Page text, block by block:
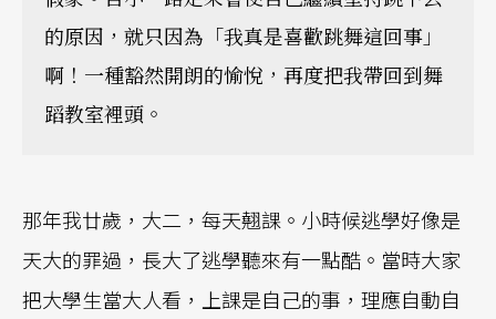
的原因，就只因為「我真是喜歡跳舞這回事」
啊！一種豁然開朗的愉悅，再度把我帶回到舞
蹈教室裡頭。
那年我廿歲，大二，每天翹課。小時候逃學好像是
天大的罪過，長大了逃學聽來有一點酷。當時大家
把大學生當大人看，上課是自己的事，理應自動自